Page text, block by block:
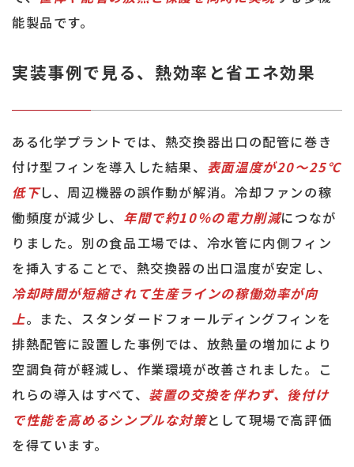
能製品です。
実装事例で見る、熱効率と省エネ効果
ある化学プラントでは、熱交換器出口の配管に巻き
付け型フィンを導入した結果、 表面温度が20〜25℃
低下し、周辺機器の誤作動が解消。冷却ファンの稼
働頻度が減少し、 年間で約10％の電力削減につなが
りました。別の食品工場では、冷水管に内側フィン
を挿入することで、熱交換器の出口温度が安定し、
冷却時間が短縮されて生産ラインの稼働効率が向
上。また、スタンダードフォールディングフィンを
排熱配管に設置した事例では、放熱量の増加により
空調負荷が軽減し、作業環境が改善されました。こ
れらの導入はすべて、 装置の交換を伴わず、後付け
で性能を高めるシンプルな対策として現場で高評価
を得ています。